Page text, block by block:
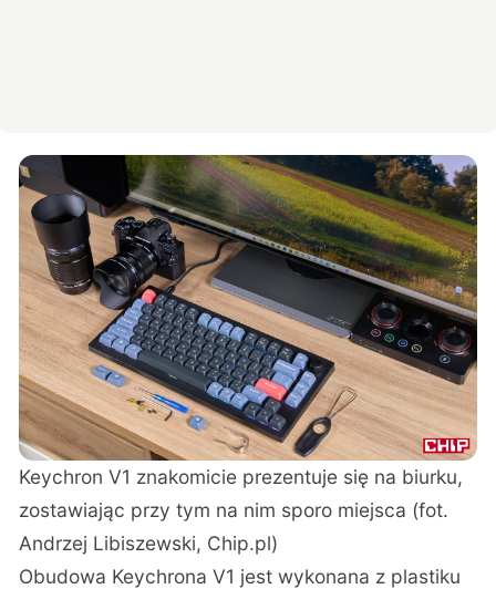
Keychron V1 znakomicie prezentuje się na biurku,
zostawiając przy tym na nim sporo miejsca (fot.
Andrzej Libiszewski, Chip.pl)
Obudowa Keychrona V1 jest wykonana z plastiku